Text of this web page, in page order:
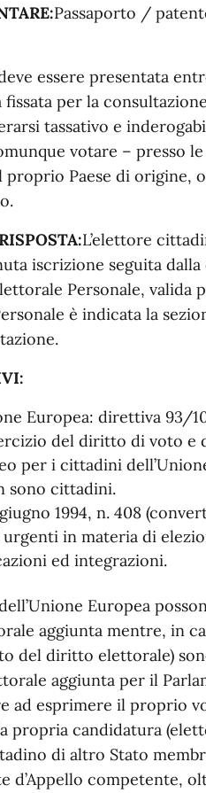
Passaporto /
essere presentata
per la
tassativo e
votare – presso
Paese di origine,
L’elettore
iscrizione seguita
Personale,
è indicata la
Europea: direttiva 93/
del diritto di voto e
per i cittadini
sono cittadini.
1994, n. 408
urgenti in materia di
ed integrazioni.
Europea
aggiunta mentre, in
del diritto elettorale)
aggiunta per il
ad esprimere il proprio
propria candidatura
di altro Stato
d’Appello competente,